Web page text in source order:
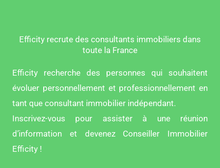
Efficity recrute des consultants immobiliers dans
toute la France
Efficity recherche des personnes qui souhaitent
évoluer personnellement et professionnellement en
tant que consultant immobilier indépendant.
Inscrivez-vous pour assister à une réunion
d’information et devenez Conseiller Immobilier
Efficity !